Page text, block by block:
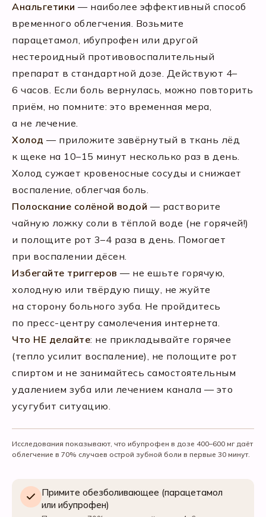
Анальгетики — наиболее эффективный способ
временного облегчения. Возьмите
парацетамол, ибупрофен или другой
нестероидный противовоспалительный
препарат в стандартной дозе. Действуют 4–
6 часов. Если боль вернулась, можно повторить
приём, но помните: это временная мера,
а не лечение.
Холод — приложите завёрнутый в ткань лёд
к щеке на 10–15 минут несколько раз в день.
Холод сужает кровеносные сосуды и снижает
воспаление, облегчая боль.
Полоскание солёной водой — растворите
чайную ложку соли в тёплой воде (не горячей!)
и полощите рот 3–4 раза в день. Помогает
при воспалении дёсен.
Избегайте триггеров — не ешьте горячую,
холодную или твёрдую пищу, не жуйте
на сторону больного зуба. Не пройдитесь
по пресс-центру самолечения интернета.
Что НЕ делайте: не прикладывайте горячее
(тепло усилит воспаление), не полощите рот
спиртом и не занимайтесь самостоятельным
удалением зуба или лечением канала — это
усугубит ситуацию.
Исследования показывают, что ибупрофен в дозе 400–600 мг даёт
облегчение в 70% случаев острой зубной боли в первые 30 минут.
Примите обезболивающее (парацетамол
или ибупрофен)